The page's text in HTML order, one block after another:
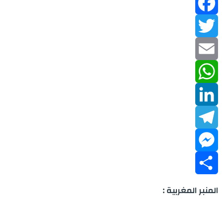
Facebook
Twitter
Email
WhatsApp
LinkedIn
Telegram
Messenger
Share
المنبر المغربية :